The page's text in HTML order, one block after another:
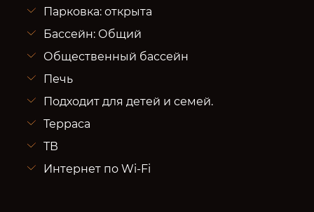
Парковка: открыта
Бассейн: Общий
Общественный бассейн
Печь
Подходит для детей и семей.
Терраса
ТВ
Интернет по Wi-Fi